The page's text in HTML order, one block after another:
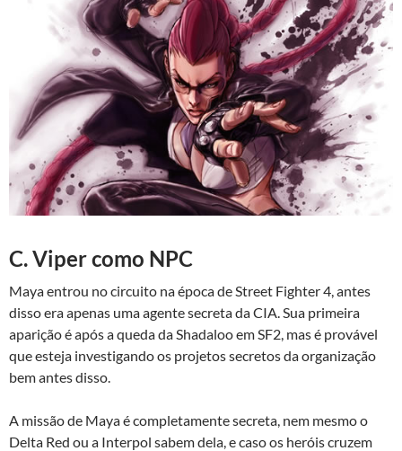
C. Viper como NPC
Maya entrou no circuito na época de Street Fighter 4, antes
disso era apenas uma agente secreta da CIA. Sua primeira
aparição é após a queda da Shadaloo em SF2, mas é provável
que esteja investigando os projetos secretos da organização
bem antes disso.
A missão de Maya é completamente secreta, nem mesmo o
Delta Red ou a Interpol sabem dela, e caso os heróis cruzem